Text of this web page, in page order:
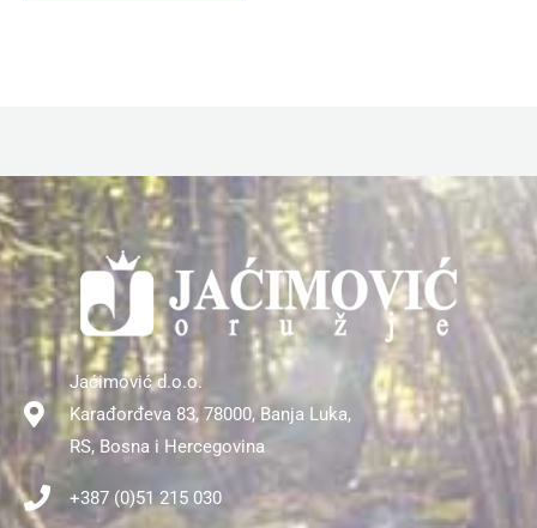
Jaćimović d.o.o.
Karađorđeva 83, 78000, Banja Luka,
RS, Bosna i Hercegovina
+387 (0)51 215 030